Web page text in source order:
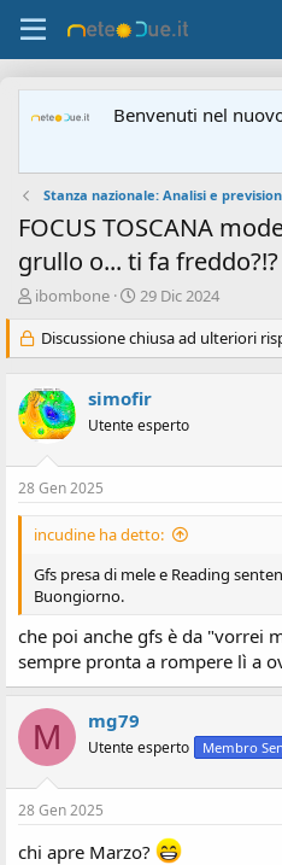
Benvenuti nel
Stanza nazionale: Analisi e
FOCUS TOSCANA
grullo o... ti fa freddo?!?
A
t
o
e
d
i
s
c
s
i
o
e
ibombone
D
t
a
'
i
i
o
29 Dic 2024
Discussione chiusa ad ulteriori
simofir
Utente esperto
28 Gen 2025
incudine ha detto:
Gfs presa di mele e Reading
Buongiorno.
che poi anche gfs è da "vorrei
sempre pronta a rompere lì a
M mg79
Utente esperto Membro
28 Gen 2025
chi apre Marzo?